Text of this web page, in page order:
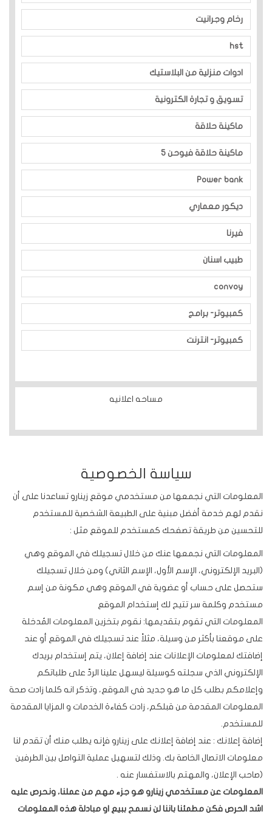
رخام وجرانيت
hst
ادوات منزلية من البلاستيك
تسويق و تجارة الكترونية
ماكينة حلاقة
ماكينة حلاقة فيوحن 5
Power bank
ديكور معماري
فيرنا
طبيب اسنان
convoy
كمبيوتر- برامج
كمبيوتر- انترنت
مساحه اعلانيه
سياسة الخصوصية
المعلومات التي نجمعها من مستخدمي موقع زينارو تساعدنا على أن
نقدم لهم خدمة أفضل مبنية على الطبيعة الشخصية للمستخدم
للتحسين من طريقة تصفحك كمستخدم للموقع مثل :
المعلومات التي نجمعها عنك من خلال تسجيلك في الموقع وهي
(البريد الإلكتروني، الإسم الأول، الإسم الثاني) ومن خلال تسجيلك
ستحصل على حساب أو عضوية في الموقع وهي مكونة من إسم
مستخدم وكلمة سر تتيح لك إستخدام الموقع
المعلومات التي تقوم بتقديمها: نقوم بتخزين المعلومات المُدخلة
على موقعنا بأكثر من وسيلة، مثلاً عند تسجيلك في الموقع أو عند
إضافتك لمعلومات الإعلانات عند إضافة إعلان، يتم إستخدام بريدك
الإلكتروني الذي سجلته كوسيلة ليسهل علينا الردّ على طلباتكم
وإعلامكم بطلب كل ما هو جديد في الموقع، وتذكر انه كلما زادت صحة
المعلومات المقدمة من قبلكم، زادت كفاءة الخدمات و المزايا المقدمة
للمستخدم.
إضافة إعلانك : عند إضافة إعلانك على زينارو فإنه يطلب منك أن تقدم لنا
معلومات الاتصال الخاصة بك. وذلك لتسهيل عملية التواصل بين الطرفين
(صاحب الإعلان، والمهتم بالاستفسار عنه .
المعلومات عن مستخدمي زينارو هو جزء مهم من عملنا، ونحرص عليه
اشد الحرص فكن مطمئنا باننا لن نسمح ببيع او مبادلة هذه المعلومات